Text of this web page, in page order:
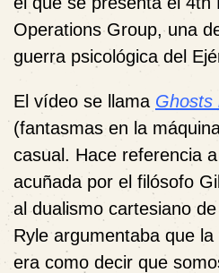
Operations Group, una
guerra psicológica del
El vídeo se llama Ghosts
(fantasmas en la
casual. Hace referencia
acuñada por el filósofo
al dualismo cartesiano
Ryle argumentaba que
era como decir que